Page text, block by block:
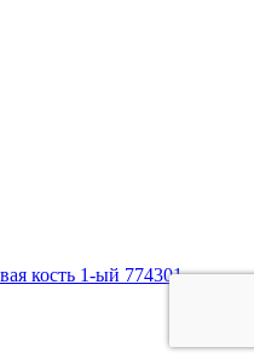
кость 1-ый 774301